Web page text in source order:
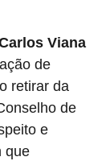
Viana
de
retirar da
de
e
que